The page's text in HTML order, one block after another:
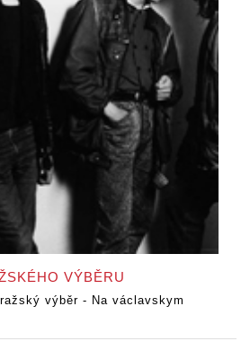
VÝBĚRU
výběr - Na václavskym